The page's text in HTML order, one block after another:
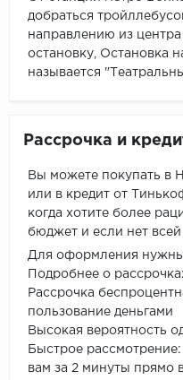
добраться
направлению из
остановку, Остановка
называется
Рассрочка и
Вы можете покупать в
или в кредит от
когда хотите более
бюджет и если нет
Для оформления
Подробнее о
Рассрочка
пользование деньгами
Высокая вероятность
Быстрое
вам за 2 минуты прямо